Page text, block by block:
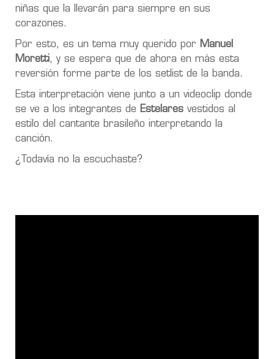
niñas que la llevarán para siempre en sus
corazones.
Por esto, es un tema muy querido por
Manuel
Moretti, y se espera que de ahora en más esta
reversión forme parte de los setlist de la banda.
Esta interpretación viene junto a un videoclip donde
se ve a los integrantes de Estelares vestidos al
estilo del cantante brasileño interpretando la
canción.
¿Todavía no la escuchaste?